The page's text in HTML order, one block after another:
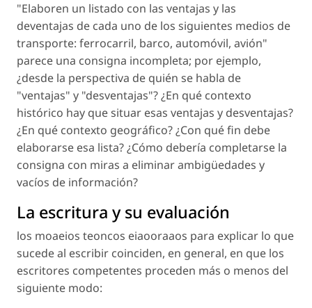
"Elaboren un listado con las ventajas y las
deventajas de cada uno de los siguientes medios de
transporte: ferrocarril, barco, automóvil, avión"
parece una consigna incompleta; por ejemplo,
¿desde la perspectiva de quién se habla de
"ventajas" y "desventajas"? ¿En qué contexto
histórico hay que situar esas ventajas y desventajas?
¿En qué contexto geográfico? ¿Con qué fin debe
elaborarse esa lista? ¿Cómo debería completarse la
consigna con miras a eliminar ambigüedades y
vacíos de información?
La escritura y su evaluación
los moaeios teoncos eiaooraaos para explicar lo que
sucede al escribir coinciden, en general, en que los
escritores competentes proceden más o menos del
siguiente modo: